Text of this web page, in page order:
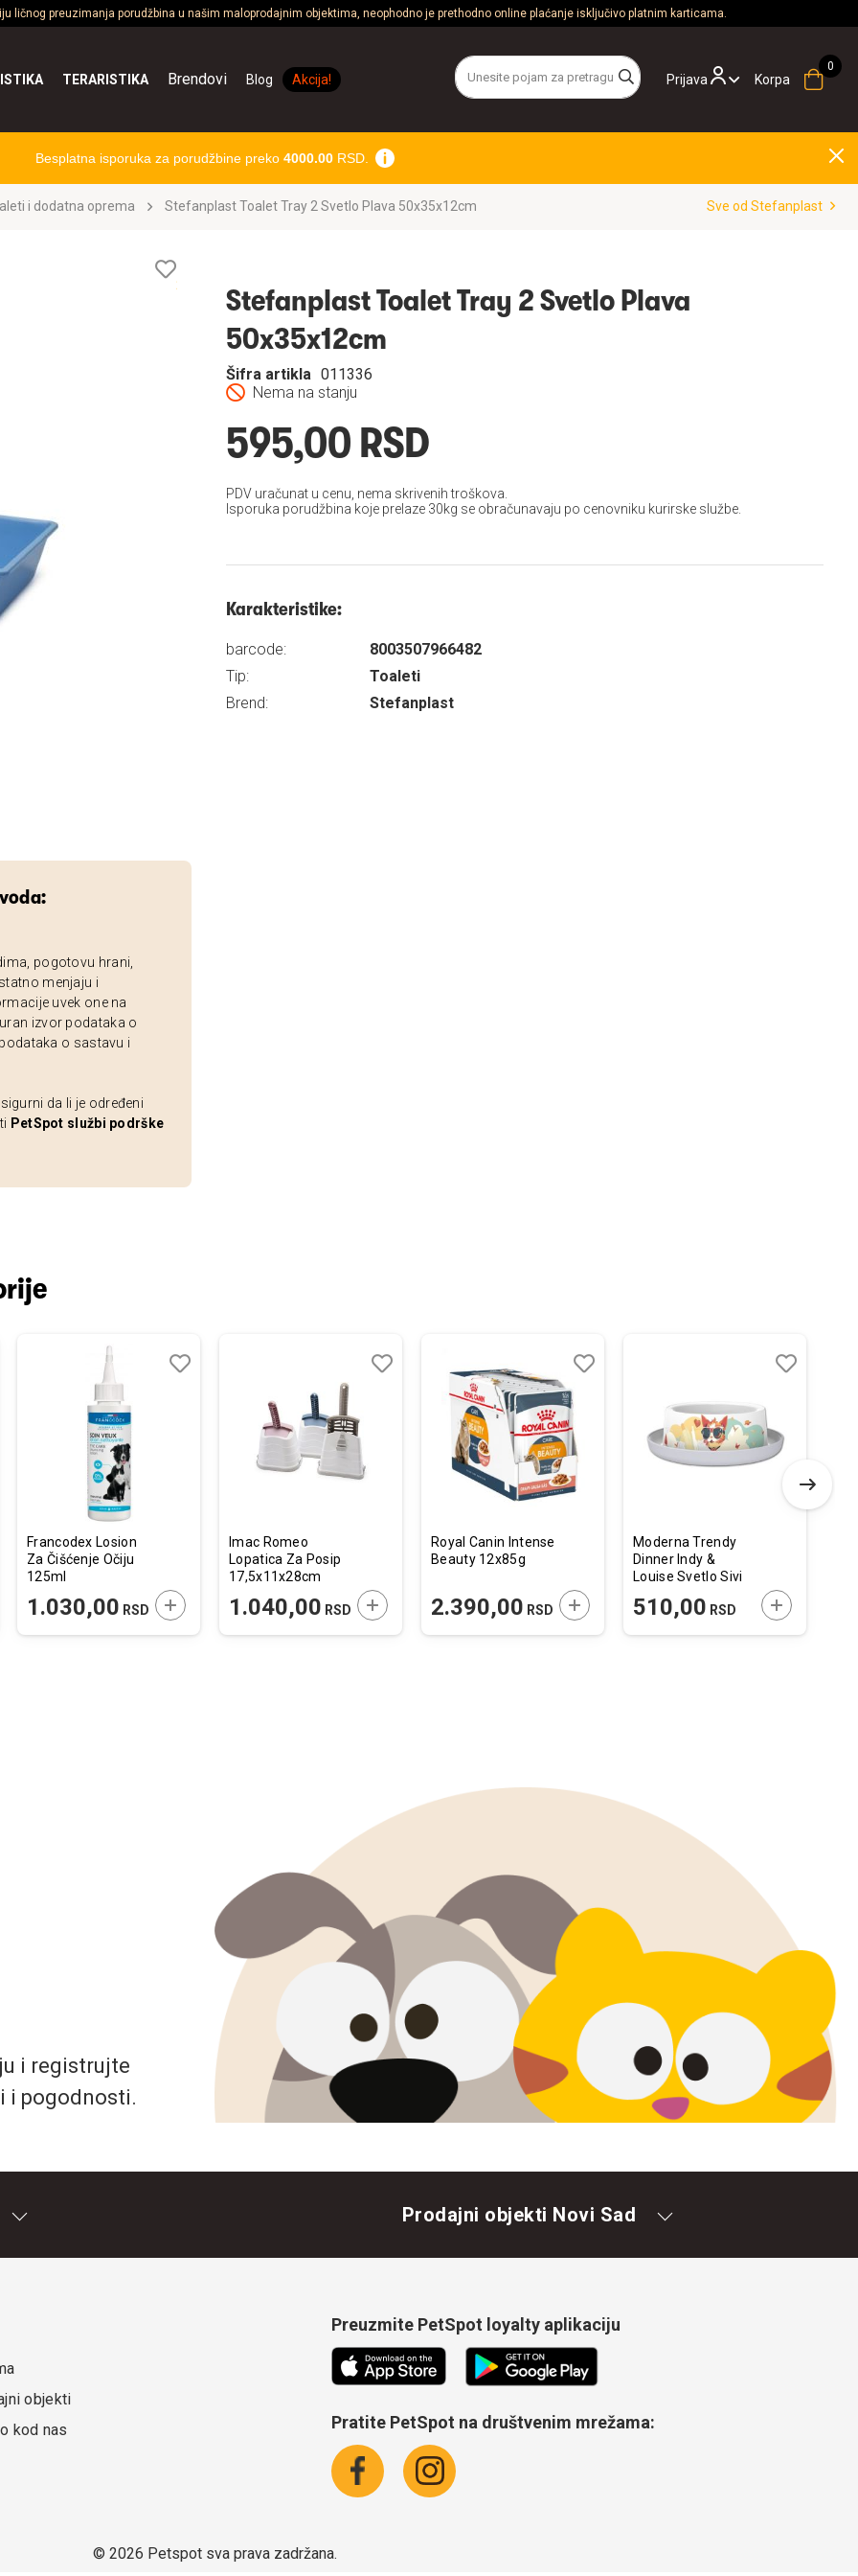
ličnog preuzimanja porudžbina u našim maloprodajnim objektima, neophodno je prethodno online plaćanje isključivo platnim karticama.
Prijava
TERARISTIKA Brendovi Blog Akcija! Korpa
Besplatna isporuka za porudžbine preko 4000.00RSD.
i dodatna oprema Stefanplast Toalet Tray 2 Svetlo Plava 50x35x12cm Sve od Stefanplast
pogotovu hrani,
menjaju i
uvek one na
izvor podataka o
o sastavu i
da li je određeni
PetSpot službi podrške
želja
Stefanplast Toalet Tray 2 Svetlo Plava
50x35x12cm
Nema na stanju
Šifra artikla 011336
595,00 RSD
PDV uračunat u cenu, nema skrivenih troškova.
Isporuka porudžbina koje prelaze 30kg se obračunavaju po cenovniku kurirske službe.
Karakteristike:
barcode:
8003507966482
Tip:
Toaleti
Brend:
Stefanplast
U KORPU
Francodex Losion
Za Čišćenje Očiju
125ml
1.030,00 RSD DODAJTE U KORPU
Imac Romeo
Lopatica Za Posip
17,5x11x28cm
1.040,00 RSD DODAJTE U KORPU
Royal Canin Intense
Beauty 12x85g
2.390,00 RSD DODAJTE U KORPU
želja
Moderna Trendy
Dinner Indy &
Louise Svetlo Sivi
510,00 RSD DODAJTE U
želja
i registrujte
i pogodnosti.
Prodajni objekti Novi Sad
objekti
kod nas
Preuzmite PetSpot loyalty aplikaciju
Pratite PetSpot na društvenim mrežama:
© 2026 Petspot sva prava zadržana.